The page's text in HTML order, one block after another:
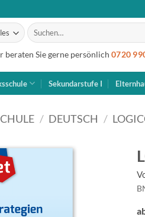
Suche
nach:
beraten Sie gerne persönlich 0720
Sekundarstufe I
/ DEUTSCH /